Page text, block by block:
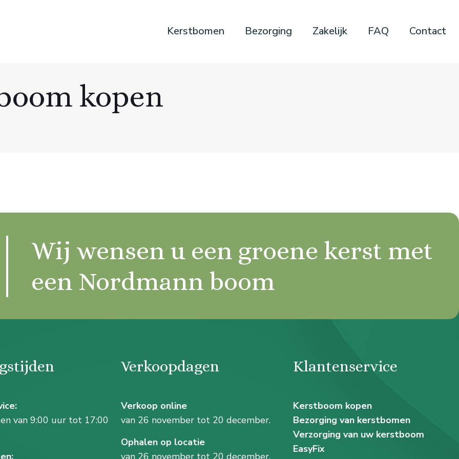
Kerstbomen Bezorging Zakelijk FAQ Contact
kopen
Wij wensen u een groene kerst met
een Nordmann boom
van 9:00 uur tot 17:00
Verkoopdagen
Verkoop online
van 26 november tot 20 december.
Ophalen op locatie
van 26 november tot 20 december.
Klantenservice
Kerstboom kopen
Bezorging van kerstbomen
Verzorging van uw kerstboom
EasyFix